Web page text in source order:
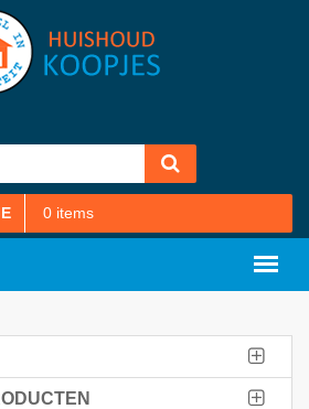
0 items